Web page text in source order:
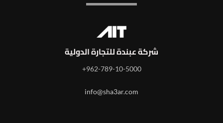
شركة عبندة للتجارة الدولية
962-789-10-5000+
info@sha3ar.com